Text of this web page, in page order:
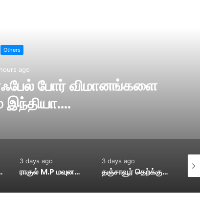
Others
1 day ago
நிலையத்தை மாவட்ட
ஆய்வு….
3 days ago 3 days ago
தமி​ழ​க நிதியமைச்சர் மரியவில்சன் பட்ஜெட் அறிக்கையுடன் சட்டமன்றத்திற்கு வருகை….